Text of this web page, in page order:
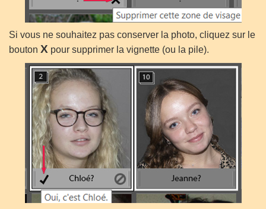
Si vous ne souhaitez pas conserver la photo, cliquez sur le
bouton X pour supprimer la vignette (ou la pile).